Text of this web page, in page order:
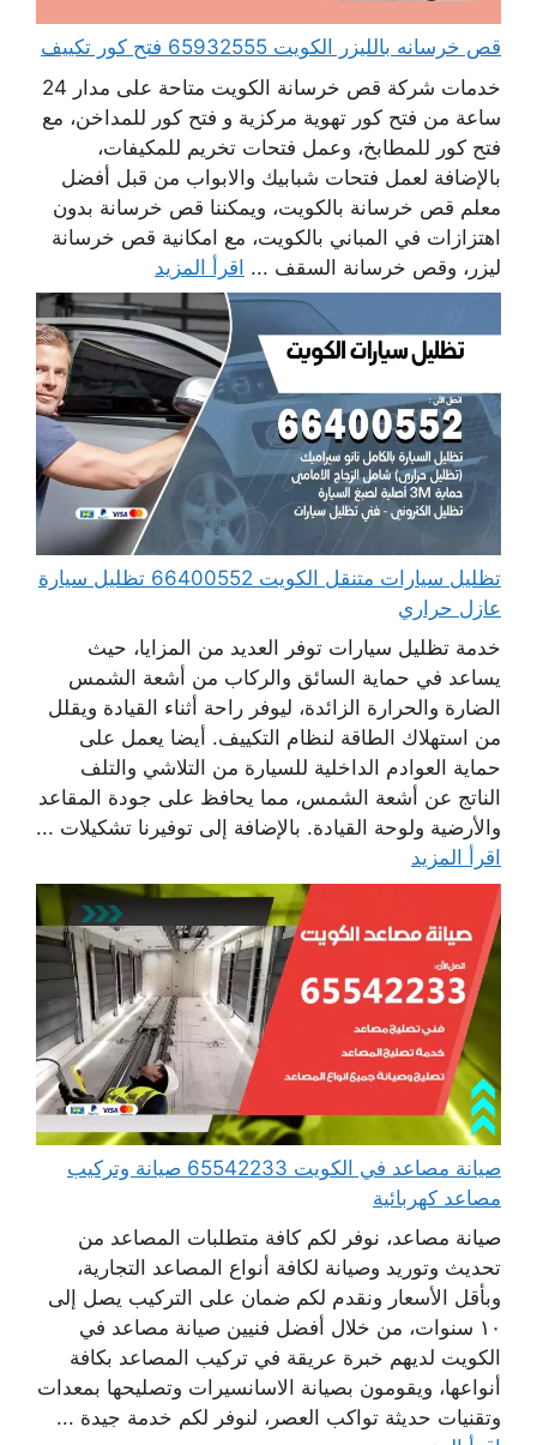
قص خرسانه بالليزر الكويت 65932555 فتح كور تكييف
خدمات شركة قص خرسانة الكويت متاحة على مدار 24
ساعة من فتح كور تهوية مركزية و فتح كور للمداخن، مع
فتح كور للمطابخ، وعمل فتحات تخريم للمكيفات،
بالإضافة لعمل فتحات شبابيك والابواب من قبل أفضل
معلم قص خرسانة بالكويت، ويمكننا قص خرسانة بدون
اهتزازات في المباني بالكويت، مع امكانية قص خرسانة
ليزر، وقص خرسانة السقف ... اقرأ المزيد
تظليل سيارات متنقل الكويت 66400552 تظليل سيارة
عازل حراري
خدمة تظليل سيارات توفر العديد من المزايا، حيث
يساعد في حماية السائق والركاب من أشعة الشمس
الضارة والحرارة الزائدة، ليوفر راحة أثناء القيادة ويقلل
من استهلاك الطاقة لنظام التكييف. أيضا يعمل على
حماية العوادم الداخلية للسيارة من التلاشي والتلف
الناتج عن أشعة الشمس، مما يحافظ على جودة المقاعد
والأرضية ولوحة القيادة. بالإضافة إلى توفيرنا تشكيلات ...
اقرأ المزيد
صيانة مصاعد في الكويت 65542233 صيانة وتركيب
مصاعد كهربائية
صيانة مصاعد، نوفر لكم كافة متطلبات المصاعد من
تحديث وتوريد وصيانة لكافة أنواع المصاعد التجارية،
وبأقل الأسعار ونقدم لكم ضمان على التركيب يصل إلى
١٠ سنوات، من خلال أفضل فنيين صيانة مصاعد في
الكويت لديهم خبرة عريقة في تركيب المصاعد بكافة
أنواعها، ويقومون بصيانة الاسانسيرات وتصليحها بمعدات
وتقنيات حديثة تواكب العصر، لنوفر لكم خدمة جيدة ...